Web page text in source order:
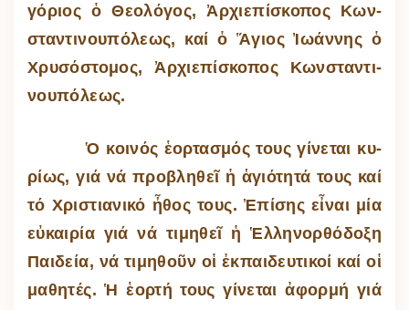
γό­ριος ὁ Θε­ο­λό­γος, Ἀρ­χι­ε­πί­σκο­πος Κων­
σταν­τι­νου­πό­λεως, καί ὁ Ἅ­γιος Ἰ­ω­άν­νης ὁ
Χρυ­σό­στο­μος, Ἀρ­χι­ε­πί­σκο­πος Κων­σταν­τι­
νου­πό­λεως.
Ὁ κοι­νός ἑ­ορ­τα­σμός τους γί­νε­ται κυ­
ρίως, γιά νά προ­βλη­θεῖ ἡ ἁ­γι­ό­τητά τους καί
τό Χρι­στι­α­νικό ἦ­θος τους. Ἐ­πί­σης εἶ­ναι μία
εὐ­και­ρία γιά νά τι­μη­θεῖ ἡ Ἑλ­λη­νορ­θό­δοξη
Παι­δεία, νά τι­μη­θοῦν οἱ ἐκ­παι­δευ­τι­κοί καί οἱ
μα­θη­τές. Ἡ ἑ­ορτή τους γί­νε­ται ἀ­φορμή γιά